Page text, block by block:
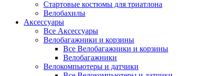
Стартовые костюмы для триатлона
Велобахилы
Аксессуары
Все Аксессуары
Велобагажники и корзины
Все Велобагажники и корзины
Велобагажники
Велокомпьютеры и датчики